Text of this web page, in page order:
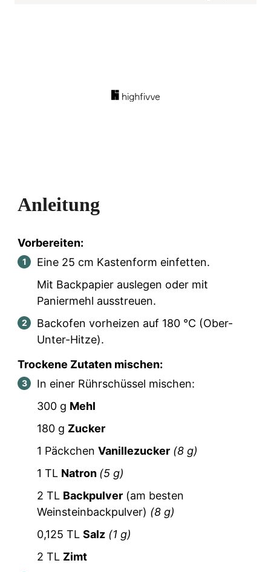
Anleitung
Vorbereiten:
Eine 25 cm Kastenform einfetten.
Mit Backpapier auslegen oder mit
Paniermehl ausstreuen.
Backofen vorheizen auf 180 °C (Ober-
Unter-Hitze).
Trockene Zutaten mischen:
In einer Rührschüssel mischen:
300 g Mehl
180 g Zucker
1 Päckchen Vanillezucker (8 g)
1 TL Natron (5 g)
2 TL Backpulver (am besten
Weinsteinbackpulver) (8 g)
0,125 TL Salz (1 g)
2 TL Zimt